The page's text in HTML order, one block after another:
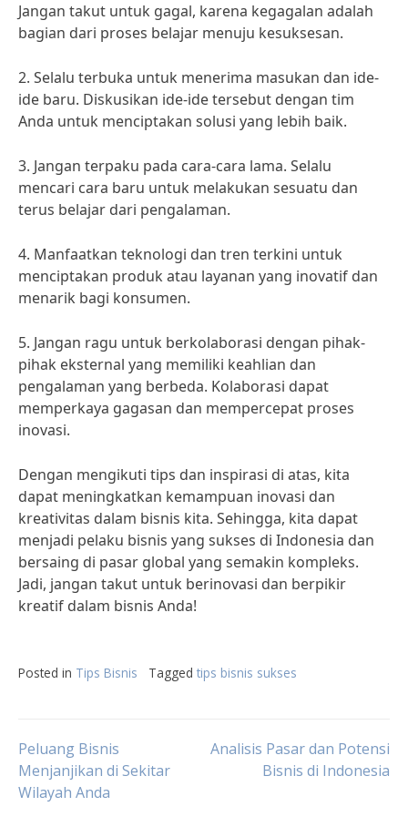
Jangan takut untuk gagal, karena kegagalan adalah
bagian dari proses belajar menuju kesuksesan.
2. Selalu terbuka untuk menerima masukan dan ide-
ide baru. Diskusikan ide-ide tersebut dengan tim
Anda untuk menciptakan solusi yang lebih baik.
3. Jangan terpaku pada cara-cara lama. Selalu
mencari cara baru untuk melakukan sesuatu dan
terus belajar dari pengalaman.
4. Manfaatkan teknologi dan tren terkini untuk
menciptakan produk atau layanan yang inovatif dan
menarik bagi konsumen.
5. Jangan ragu untuk berkolaborasi dengan pihak-
pihak eksternal yang memiliki keahlian dan
pengalaman yang berbeda. Kolaborasi dapat
memperkaya gagasan dan mempercepat proses
inovasi.
Dengan mengikuti tips dan inspirasi di atas, kita
dapat meningkatkan kemampuan inovasi dan
kreativitas dalam bisnis kita. Sehingga, kita dapat
menjadi pelaku bisnis yang sukses di Indonesia dan
bersaing di pasar global yang semakin kompleks.
Jadi, jangan takut untuk berinovasi dan berpikir
kreatif dalam bisnis Anda!
Posted in Tips Bisnis Tagged tips bisnis sukses
Post
navigation
Peluang Bisnis
Menjanjikan di Sekitar
Wilayah Anda
Analisis Pasar dan Potensi
Bisnis di Indonesia